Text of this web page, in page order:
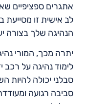
אתגרים ספציפיים
לב אישית זו מסייעת
הנהיגה שלך בצורה
יתרה מכך, המורי
לימוד נהיגה על רכב
סבלני יכולה
סביבה רגועה